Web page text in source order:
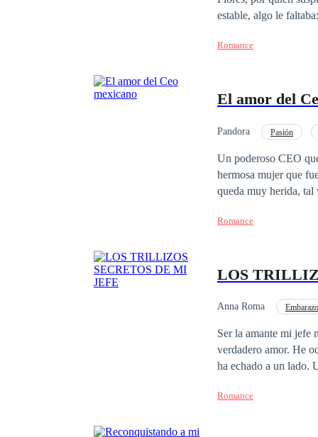
estable, algo le
hombre que le robó
Romance
El amor del
Pandora Pasión
Un poderoso CEO
hermosa mujer que
queda muy herida, tal
Romance
LOS
Anna Roma Embarazo
Ser la amante mi jefe no es nada fácil, mucho menos es el haberme quedado él cuando se va a casar con su
verdadero amor. He
ha echado a un lado.
lo que ha pasado o tal
Romance